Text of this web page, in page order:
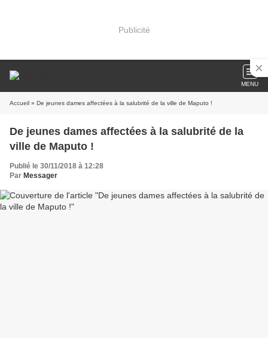
Publicité
MENU
Accueil » De jeunes dames affectées à la salubrité de la ville de Maputo !
De jeunes dames affectées à la salubrité de la
ville de Maputo !
Publié le 30/11/2018 à 12:28
Par Messager